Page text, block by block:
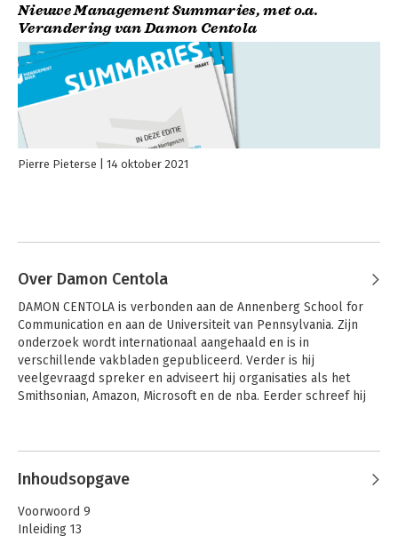
Nieuwe Management Summaries, met o.a.
Verandering van Damon Centola
Pierre Pieterse 14 oktober 2021
Over Damon Centola
DAMON CENTOLA is verbonden aan de Annenberg School for
Communication en aan de Universiteit van Pennsylvania. Zijn
onderzoek wordt internationaal aangehaald en is in
verschillende vakbladen gepubliceerd. Verder is hij
veelgevraagd spreker en adviseert hij organisaties als het
Smithsonian, Amazon, Microsoft en de nba. Eerder schreef hij
Andere boeken door Damon
Centola
Inhoudsopgave
Voorwoord 9
Inleiding 13